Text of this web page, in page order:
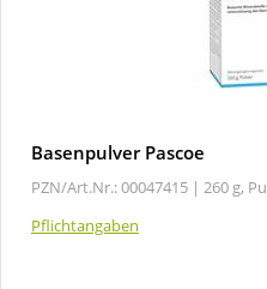
Basenpulver Pascoe
PZN/Art.Nr.: 00047415 | 260 g,
Pflichtangaben